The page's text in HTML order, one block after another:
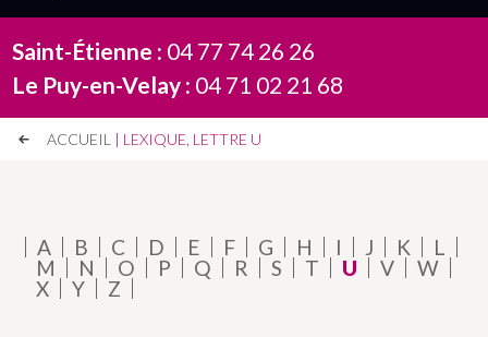
Saint-Étienne : 04 77 74 26 26
Le Puy-en-Velay : 04 71 02 21 68
ACCUEIL | LEXIQUE, LETTRE U
A B C D E F G H I J K
L
M
N O P Q R S T U V
W
X
Y Z